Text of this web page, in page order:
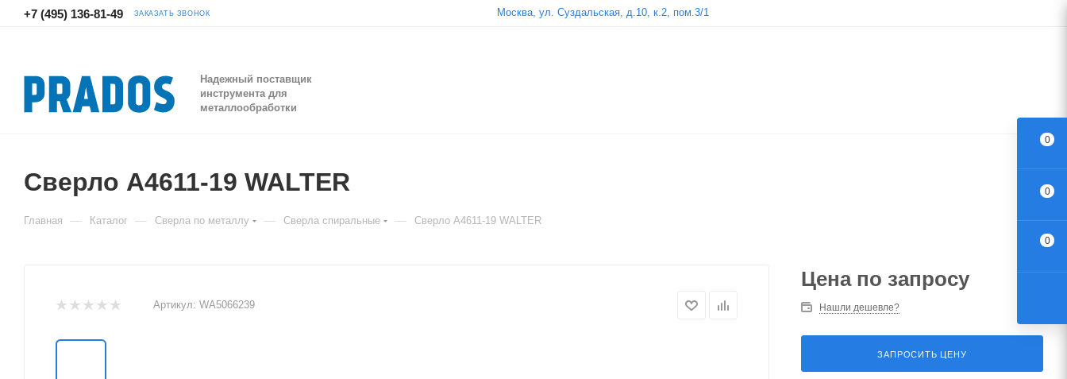
+7 (495) 136-81-49 ЗАКАЗАТЬ ЗВОНОК Москва, ул. Суздальская, д.10, к.2, пом.3/1
Надежный поставщик
инструмента для
металлообработки
Сверло A4611-19 WALTER
Главная — Каталог — Сверла по металлу — Сверла спиральные — Сверло A4611-19 WALTER
Артикул: WA5066239
Цена по запросу
Нашли дешевле?
ЗАПРОСИТЬ ЦЕНУ
0
0
0